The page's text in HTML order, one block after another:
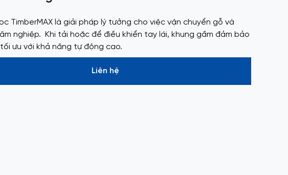
TimberMAX là giải pháp lý tưởng cho việc vận chuyển gỗ và
nghiệp. Khi tải hoặc để điều khiển tay lái, khung gầm đảm bảo
ưu với khả năng tự động cao.
Liên hệ